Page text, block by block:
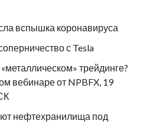
вспышка коронавируса
с Tesla
трейдинге?
вебинаре от NPBFX, 19
нефтехранилища под